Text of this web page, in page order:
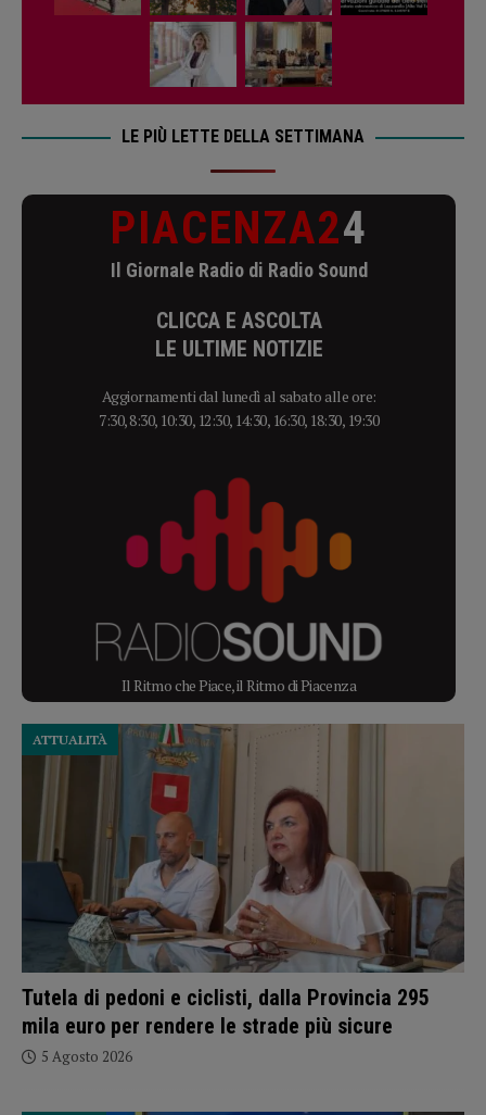
LE PIÙ LETTE DELLA SETTIMANA
PIACENZA24
Il Giornale Radio di Radio Sound
CLICCA E ASCOLTA
LE ULTIME NOTIZIE
Aggiornamenti dal lunedì al sabato alle ore:
7:30, 8:30, 10:30, 12:30, 14:30, 16:30, 18:30, 19:30
Il Ritmo che Piace, il Ritmo di Piacenza
Tutela di pedoni e ciclisti, dalla Provincia 295
mila euro per rendere le strade più sicure
ATTUALITÀ
5 Agosto 2026